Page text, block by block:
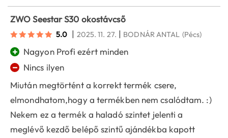
ZWO Seestar S30 okostávcső
5.0 | 2025. 11. 27. | BODNÁR ANTAL (Pécs)
+ Nagyon Profi ezért minden
−
Nincs ilyen
Miután megtörtént a korrekt termék csere,
elmondhatom,hogy a termékben nem csalódtam. :)
Nekem ez a termék a haladó szintet jelenti a
meglévő kezdő belépő szintű ajándékba kapott